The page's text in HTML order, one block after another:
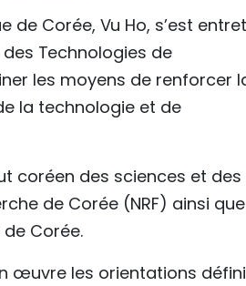
de Corée, Vu Ho, s’est
Technologies de
les moyens de renforcer
la technologie et de
coréen des sciences et des
de Corée (NRF) ainsi que
Corée.
œuvre les orientations